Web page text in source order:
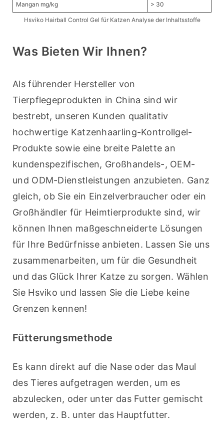
Mangan mg/kg > 30
Hsviko Hairball Control Gel für Katzen Analyse der Inhaltsstoffe
Was Bieten Wir Ihnen?
Als führender Hersteller von
Tierpflegeprodukten in China sind wir
bestrebt, unseren Kunden qualitativ
hochwertige Katzenhaarling-Kontrollgel-
Produkte sowie eine breite Palette an
kundenspezifischen, Großhandels-, OEM-
und ODM-Dienstleistungen anzubieten. Ganz
gleich, ob Sie ein Einzelverbraucher oder ein
Großhändler für Heimtierprodukte sind, wir
können Ihnen maßgeschneiderte Lösungen
für Ihre Bedürfnisse anbieten. Lassen Sie uns
zusammenarbeiten, um für die Gesundheit
und das Glück Ihrer Katze zu sorgen. Wählen
Sie Hsviko und lassen Sie die Liebe keine
Grenzen kennen!
Fütterungsmethode
Es kann direkt auf die Nase oder das Maul
des Tieres aufgetragen werden, um es
abzulecken, oder unter das Futter gemischt
werden, z. B. unter das Hauptfutter.